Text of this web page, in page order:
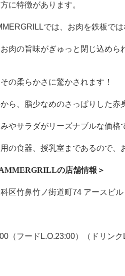
に特徴があります。
では、お肉を鉄板で
肉の旨味がぎゅっと閉じ込め
の柔らかさに驚かされます！
ら、脂少なめのさっぱりした
やサラダがリーズナブルな価格
の食器、授乳室まであるので、
の店舗情報 ＞
区竹鼻竹ノ街道町74 アースビル
（フード L.O.23:00）（ドリンク